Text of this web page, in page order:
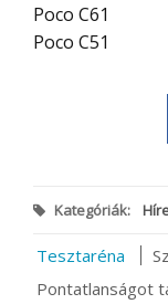
Poco C61
Poco C51
Kategóriák:
Tesztaréna
Pontatlanságot